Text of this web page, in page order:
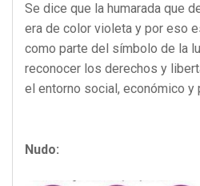
Se dice que la humarada que
era de color violeta y por eso
como parte del símbolo de la
reconocer los derechos y
el entorno social, económico y
Nudo: